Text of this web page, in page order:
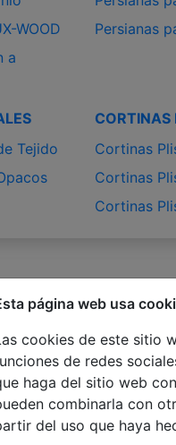
página web usa
cookies de este sitio
de redes
haga del sitio web
combinarla con
del uso que haya
WOOD
a
Persianas
Tejido
CORTINAS
Cortinas
Cortinas
Cortinas
50mm
65mm
50mm ABACHI
50mm
65mm